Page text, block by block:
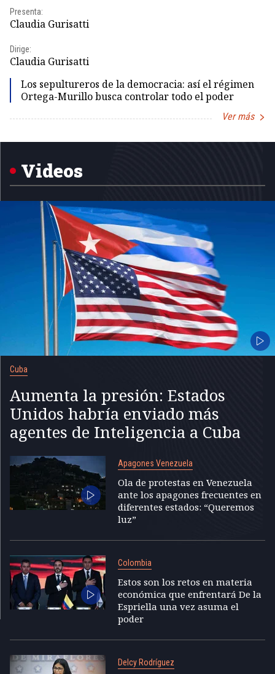
Presenta:
Claudia Gurisatti
Dirige:
Claudia Gurisatti
Los sepultureros de la democracia: así el régimen
Ortega-Murillo busca controlar todo el poder
Ver más
Videos
Cuba
Aumenta la presión: Estados
Unidos habría enviado más
agentes de Inteligencia a Cuba
Apagones Venezuela
Ola de protestas en Venezuela
ante los apagones frecuentes en
diferentes estados: “Queremos
luz”
Colombia
Estos son los retos en materia
económica que enfrentará De la
Espriella una vez asuma el
poder
Delcy Rodríguez